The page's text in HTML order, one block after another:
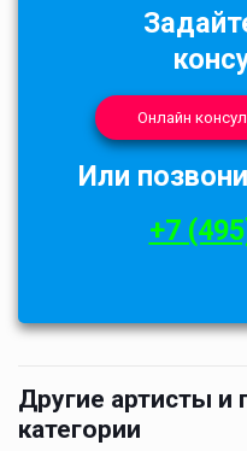
Онлайн
Или
+7
Другие артисты и
категории